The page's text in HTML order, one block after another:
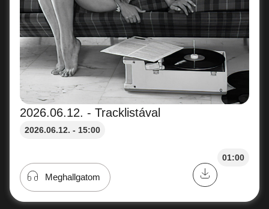
2026.06.12. - Tracklistával
2026.06.12. - 15:00
01:00
Meghallgatom